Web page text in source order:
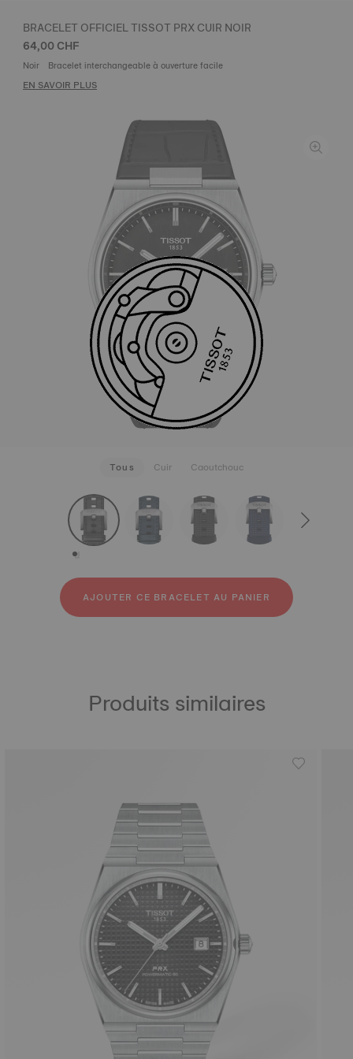
BRACELET OFFICIEL TISSOT PRX CUIR NOIR
64,00 CHF
Noir Bracelet interchangeable à ouverture facile
EN SAVOIR PLUS
Tous Cuir Caoutchouc
strapConfigurator
Cuir
Caoutchouc
AJOUTER CE BRACELET AU PANIER
Produits similaires